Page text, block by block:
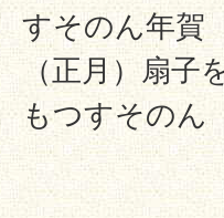
すそのん年賀
（正月）扇子
もつすそのん